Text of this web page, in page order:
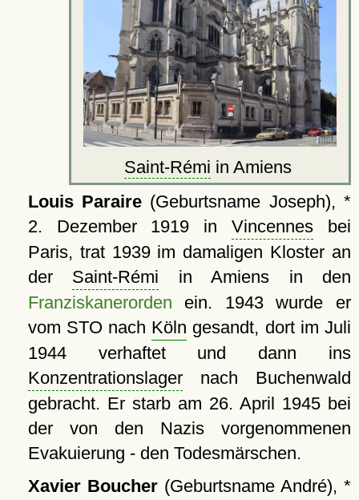
Saint-Rémi in Amiens
Louis Paraire (Geburtsname Joseph), *
2. Dezember 1919 inVincennes bei
Paris, trat 1939 im damaligen Kloster an
der Saint-Rémi in Amiens in den
Franziskanerorden ein. 1943 wurde er
vom STO nach Köln gesandt, dort im Juli
1944 verhaftet und dann ins
Konzentrationslagernach Buchenwald
gebracht. Er starb am 26. April 1945 bei
der von den Nazis vorgenommenen
Evakuierung - den Todesmärschen.
Xavier Boucher(Geburtsname André), *